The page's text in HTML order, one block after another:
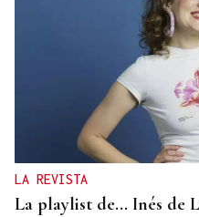
LA REVISTA
La playlist de... Inés de